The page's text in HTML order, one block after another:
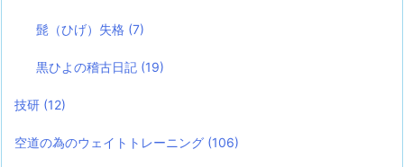
髭（ひげ）失格 (7)
黒ひよの稽古日記 (19)
技研 (12)
空道の為のウェイトトレーニング (106)